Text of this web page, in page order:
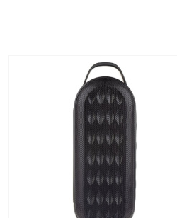
получении в магазинах
проспект, 6/2 (база КПП)или по
счет при онлайн
здесь - "Оплата"